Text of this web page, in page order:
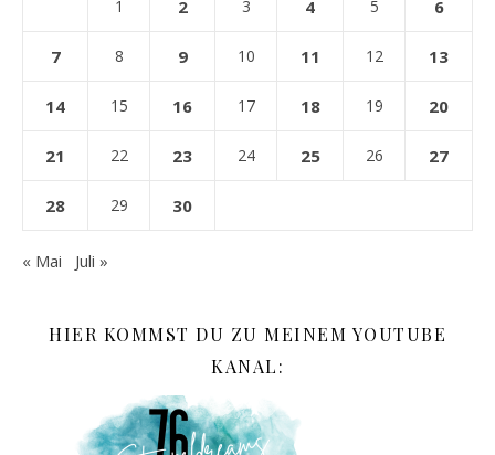
1 2 3 4 5 6
7 8 9 10 11 12 13
14 15 16 17 18 19 20
21 22 23 24 25 26 27
28 29 30
« Mai Juli »
HIER KOMMST DU ZU MEINEM YOUTUBE
KANAL: